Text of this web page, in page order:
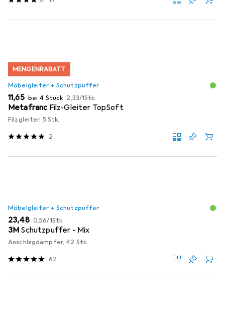
MENGENRABATT
Möbelgleiter + Schutzpuffer
EUR
11,65 bei 4 Stück EUR
2,33/1Stk.
Metafranc Filz-Gleiter TopSoft
Filzgleiter, 5 Stk.
2
Möbelgleiter + Schutzpuffer
EUR
23,48 EUR
0,56/1Stk.
3M Schutzpuffer - Mix
Anschlagdämpfer, 42 Stk.
62